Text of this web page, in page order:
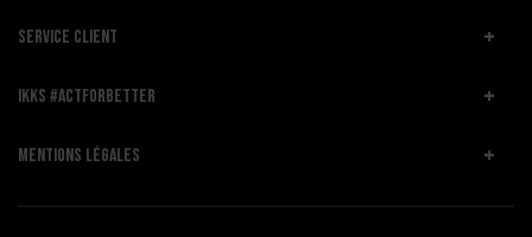
SERVICE CLIENT
IKKS #ACTFORBETTER
MENTIONS LÉGALES